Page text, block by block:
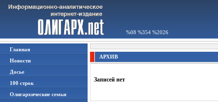
%08 %354 %2026
Главная
Новости
Досье
100 строк
Олигархические семьи
АРХИВ
Записей нет